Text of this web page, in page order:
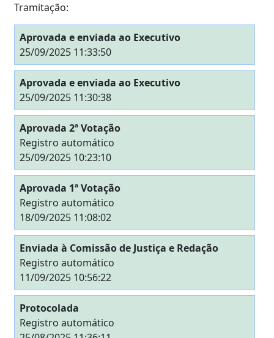
Tramitação:
Aprovada e enviada ao Executivo
25/09/2025 11:33:50
Aprovada e enviada ao Executivo
25/09/2025 11:30:38
Aprovada 2ª Votação
Registro automático
25/09/2025 10:23:10
Aprovada 1ª Votação
Registro automático
18/09/2025 11:08:02
Enviada à Comissão de Justiça e Redação
Registro automático
11/09/2025 10:56:22
Protocolada
Registro automático